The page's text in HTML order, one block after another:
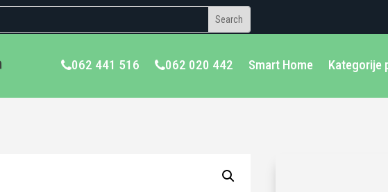
062 441 516 062 020 442 Smart Home Kategorije